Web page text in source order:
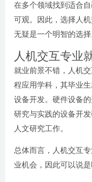
在多个领域找到适合
可观。因此，选择人
无疑是一个明智的选择
人机交互专业
就业前景不错，人机
程应用学科，其毕业
设备开发。硬件设备
研究与实践的设备开
人文研究工作。
总体而言，人机交互
业机会，因此可以说是